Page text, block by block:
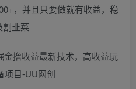
，并且只要做就有收益，稳
割韭菜